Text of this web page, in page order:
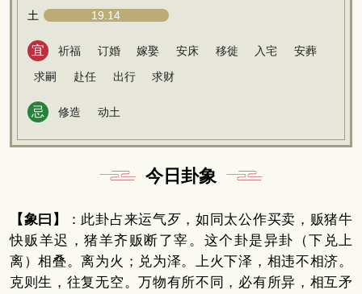
土 19.14
宜 祈福 订婚 嫁娶 安床 移徙 入宅
安葬
求嗣
赴任 出行 求财
忌 修造 动土
今日卦象
【象曰】
：此卦占来运气歹，如同太公作买卖，贩猪牛
快贩羊迟，猪羊齐贩断了宰。这个卦是异卦（下兑上
离）相叠。离为火；兑为泽。上火下泽，相违不相济。
克则生，往复无空。万物有所不同，必有所异，相互矛